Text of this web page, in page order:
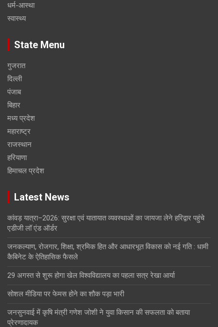
धर्म-आस्था
स्वास्थ्य
State Menu
गुजरात
दिल्ली
पंजाब
बिहार
मध्य प्रदेश
महाराष्ट्र
राजस्थान
हरियाणा
हिमाचल प्रदेश
Latest News
कांवड़ यात्रा–2026: सुरक्षा एवं यातायात व्यवस्थाओं का जायजा लेने हरिद्वार पहुंचे
एडीजी लॉ एंड ऑर्डर
जनकल्याण, रोजगार, शिक्षा, श्रमिक हित और आधारभूत विकास को नई गति : धामी
कैबिनेट के ऐतिहासिक फैसले
29 अगस्त से शुरू होगा खेल विश्वविद्यालय का पहला सत्र रेखा आर्या
सोशल मीडिया पर फेमस होने का शौक पड़ा भारी
जनसुनवाई में कृषि मंत्री गणेश जोशी ने युवा किसान की सफलता को बताया
प्रेरणादायक